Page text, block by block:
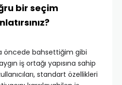
bir seçim
öncede bahsettiğim gibi
iş ortağı yapısına sahip
standart özellikleri